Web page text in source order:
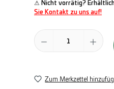
⚠ Nicht vorrätig?
Sie Kontakt zu uns auf!
Produkt Anzahl: Gib den
Zum Merkzettel